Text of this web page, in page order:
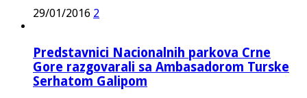
29/01/2016 2
Predstavnici Nacionalnih parkova Crne
Gore razgovarali sa Ambasadorom Turske
Serhatom Galipom